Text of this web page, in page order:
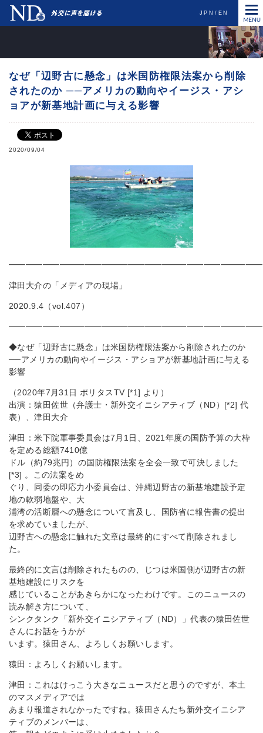
JPN EN
なぜ「辺野古に懸念」は米国防権限法案から削除
されたのか ──アメリカの動向やイージス・アシ
ョアが新基地計画に与える影響
2020/09/04
津田大介の「メディアの現場」
2020.9.4（vol.407）
◆なぜ「辺野古に懸念」は米国防権限法案から削除されたのか
──アメリカの動向やイージス・アショアが新基地計画に与える
影響
（2020年7月31日 ポリタスTV [*1] より）
出演：猿田佐世（弁護士・新外交イニシアティブ（ND）[*2] 代
表）、津田大介
津田：米下院軍事委員会は7月1日、2021年度の国防予算の大枠
を定める総額7410億
ドル（約79兆円）の国防権限法案を全会一致で可決しました
[*3] 。この法案をめ
ぐり、同委の即応力小委員会は、沖縄辺野古の新基地建設予定
地の軟弱地盤や、大
浦湾の活断層への懸念について言及し、国防省に報告書の提出
を求めていましたが、
辺野古への懸念に触れた文章は最終的にすべて削除されまし
た。
最終的に文言は削除されたものの、じつは米国側が辺野古の新
基地建設にリスクを
感じていることがあきらかになったわけです。このニュースの
読み解き方について、
シンクタンク「新外交イニシアティブ（ND）」代表の猿田佐世
さんにお話をうかが
います。猿田さん、よろしくお願いします。
猿田：よろしくお願いします。
津田：これはけっこう大きなニュースだと思うのですが、本土
のマスメディアでは
あまり報道されなかったですね。猿田さんたち新外交イニシア
ティブのメンバーは、